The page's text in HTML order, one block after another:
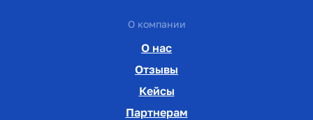
О компании
О нас
Отзывы
Кейсы
Партнерам